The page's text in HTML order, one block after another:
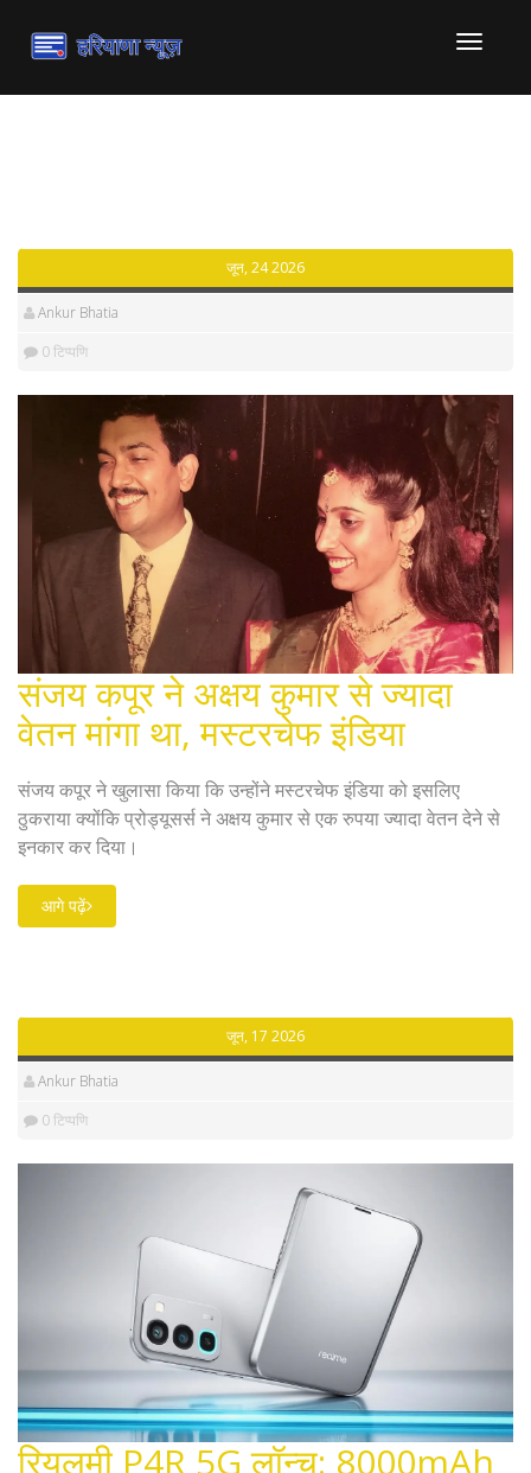
टॉगल
संचालित
जून, 24 2026
Ankur Bhatia
0 टिप्पणि
संजय कपूर ने अक्षय कुमार से ज्यादा
वेतन मांगा था, मस्टरचेफ इंडिया
संजय कपूर ने खुलासा किया कि उन्होंने मस्टरचेफ इंडिया को इसलिए
ठुकराया क्योंकि प्रोड्यूसर्स ने अक्षय कुमार से एक रुपया ज्यादा वेतन देने से
इनकार कर दिया।
आगे पढ़ें
जून, 17 2026
Ankur Bhatia
0 टिप्पणि
रियलमी P4R 5G लॉन्च: 8000mAh